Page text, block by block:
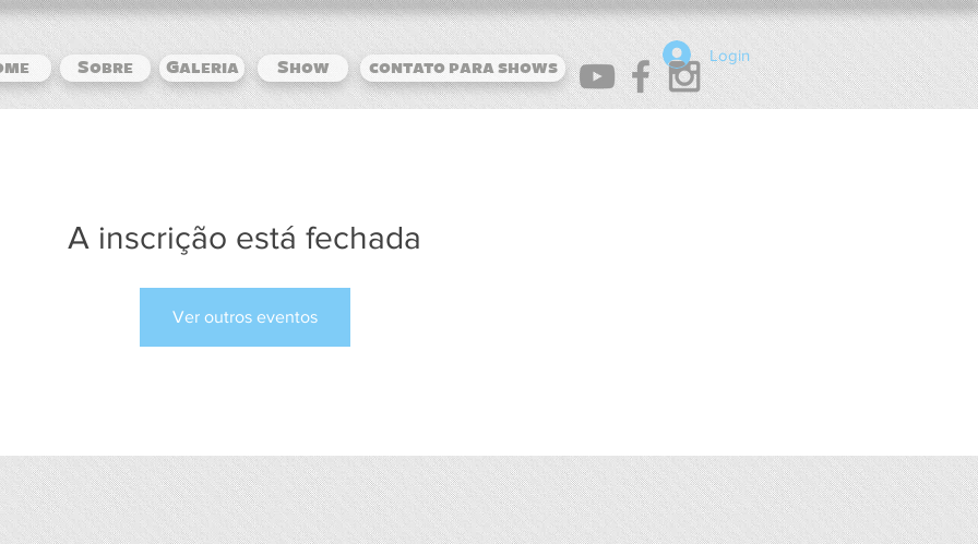
Sobre Galeria Show contato para shows
Login
A inscrição está fechada
Ver outros eventos